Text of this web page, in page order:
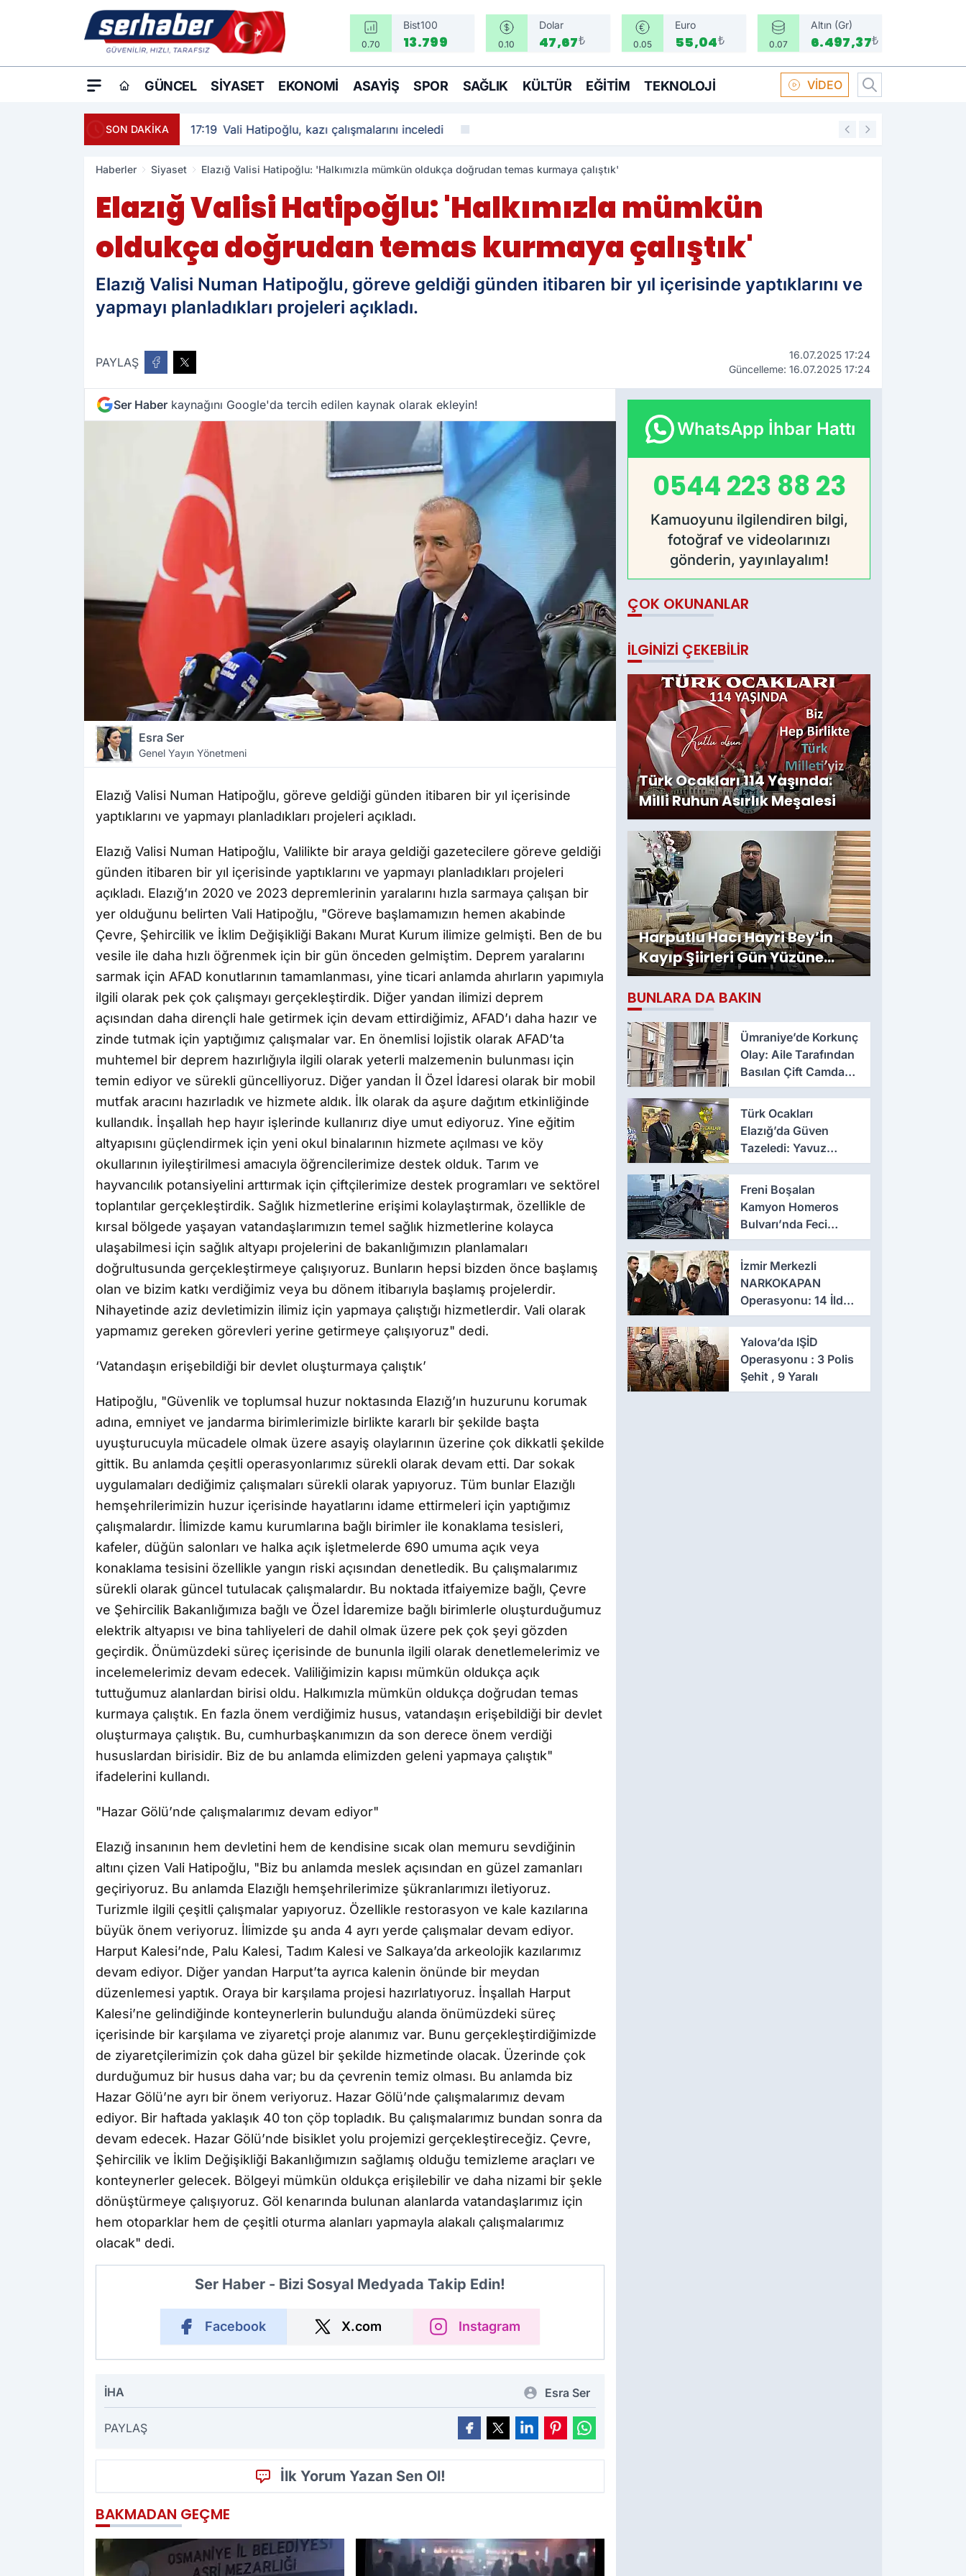
0.70
Bist100
13.799 0.10
Dolar
47,67₺ 0.05
Euro
55,04₺ 0.07
Altın (Gr)
6.497,37₺
GÜNCEL SIYASET EKONOMI ASAYIŞ SPOR SAĞLIK KÜLTÜR EĞITIM TEKNOLOJI VİDEO
SON DAKİKA 17:19 Vali Hatipoğlu, kazı çalışmalarını inceledi 16:58
Haberler Siyaset Elazığ Valisi Hatipoğlu: 'Halkımızla mümkün oldukça doğrudan temas kurmaya çalıştık'
Elazığ Valisi Hatipoğlu: 'Halkımızla mümkün
oldukça doğrudan temas kurmaya çalıştık'
Elazığ Valisi Numan Hatipoğlu, göreve geldiği günden itibaren bir yıl içerisinde yaptıklarını ve
yapmayı planladıkları projeleri açıkladı.
PAYLAŞ
16.07.2025 17:24
Güncelleme: 16.07.2025 17:24
Ser Haber kaynağını Google'da tercih edilen kaynak olarak ekleyin!
Esra Ser
Genel Yayın Yönetmeni
Elazığ Valisi Numan Hatipoğlu, göreve geldiği günden itibaren bir yıl içerisinde
yaptıklarını ve yapmayı planladıkları projeleri açıkladı.
Elazığ Valisi Numan Hatipoğlu, Valilikte bir araya geldiği gazetecilere göreve geldiği
günden itibaren bir yıl içerisinde yaptıklarını ve yapmayı planladıkları projeleri
açıkladı. Elazığ’ın 2020 ve 2023 depremlerinin yaralarını hızla sarmaya çalışan bir
yer olduğunu belirten Vali Hatipoğlu, "Göreve başlamamızın hemen akabinde
Çevre, Şehircilik ve İklim Değişikliği Bakanı Murat Kurum ilimize gelmişti. Ben de bu
vesile ile daha hızlı öğrenmek için bir gün önceden gelmiştim. Deprem yaralarını
sarmak için AFAD konutlarının tamamlanması, yine ticari anlamda ahırların yapımıyla
ilgili olarak pek çok çalışmayı gerçekleştirdik. Diğer yandan ilimizi deprem
açısından daha dirençli hale getirmek için devam ettirdiğimiz, AFAD’ı daha hazır ve
zinde tutmak için yaptığımız çalışmalar var. En önemlisi lojistik olarak AFAD’ta
muhtemel bir deprem hazırlığıyla ilgili olarak yeterli malzemenin bulunması için
temin ediyor ve sürekli güncelliyoruz. Diğer yandan İl Özel İdaresi olarak bir mobil
mutfak aracını hazırladık ve hizmete aldık. İlk olarak da aşure dağıtım etkinliğinde
kullandık. İnşallah hep hayır işlerinde kullanırız diye umut ediyoruz. Yine eğitim
altyapısını güçlendirmek için yeni okul binalarının hizmete açılması ve köy
okullarının iyileştirilmesi amacıyla öğrencilerimize destek olduk. Tarım ve
hayvancılık potansiyelini arttırmak için çiftçilerimize destek programları ve sektörel
toplantılar gerçekleştirdik. Sağlık hizmetlerine erişimi kolaylaştırmak, özellikle de
kırsal bölgede yaşayan vatandaşlarımızın temel sağlık hizmetlerine kolayca
ulaşabilmesi için sağlık altyapı projelerini de bakanlığımızın planlamaları
doğrultusunda gerçekleştirmeye çalışıyoruz. Bunların hepsi bizden önce başlamış
olan ve bizim katkı verdiğimiz veya bu dönem itibarıyla başlamış projelerdir.
Nihayetinde aziz devletimizin ilimiz için yapmaya çalıştığı hizmetlerdir. Vali olarak
yapmamız gereken görevleri yerine getirmeye çalışıyoruz" dedi.
‘Vatandaşın erişebildiği bir devlet oluşturmaya çalıştık’
Hatipoğlu, "Güvenlik ve toplumsal huzur noktasında Elazığ’ın huzurunu korumak
adına, emniyet ve jandarma birimlerimizle birlikte kararlı bir şekilde başta
uyuşturucuyla mücadele olmak üzere asayiş olaylarının üzerine çok dikkatli şekilde
gittik. Bu anlamda çeşitli operasyonlarımız sürekli olarak devam etti. Dar sokak
uygulamaları dediğimiz çalışmaları sürekli olarak yapıyoruz. Tüm bunlar Elazığlı
hemşehrilerimizin huzur içerisinde hayatlarını idame ettirmeleri için yaptığımız
çalışmalardır. İlimizde kamu kurumlarına bağlı birimler ile konaklama tesisleri,
kafeler, düğün salonları ve halka açık işletmelerde 690 umuma açık veya
konaklama tesisini özellikle yangın riski açısından denetledik. Bu çalışmalarımız
sürekli olarak güncel tutulacak çalışmalardır. Bu noktada itfaiyemize bağlı, Çevre
ve Şehircilik Bakanlığımıza bağlı ve Özel İdaremize bağlı birimlerle oluşturduğumuz
elektrik altyapısı ve bina tahliyeleri de dahil olmak üzere pek çok şeyi gözden
geçirdik. Önümüzdeki süreç içerisinde de bununla ilgili olarak denetlemelerimiz ve
incelemelerimiz devam edecek. Valiliğimizin kapısı mümkün oldukça açık
tuttuğumuz alanlardan birisi oldu. Halkımızla mümkün oldukça doğrudan temas
kurmaya çalıştık. En fazla önem verdiğimiz husus, vatandaşın erişebildiği bir devlet
oluşturmaya çalıştık. Bu, cumhurbaşkanımızın da son derece önem verdiği
hususlardan birisidir. Biz de bu anlamda elimizden geleni yapmaya çalıştık"
ifadelerini kullandı.
"Hazar Gölü’nde çalışmalarımız devam ediyor"
Elazığ insanının hem devletini hem de kendisine sıcak olan memuru sevdiğinin
altını çizen Vali Hatipoğlu, "Biz bu anlamda meslek açısından en güzel zamanları
geçiriyoruz. Bu anlamda Elazığlı hemşehrilerimize şükranlarımızı iletiyoruz.
Turizmle ilgili çeşitli çalışmalar yapıyoruz. Özellikle restorasyon ve kale kazılarına
büyük önem veriyoruz. İlimizde şu anda 4 ayrı yerde çalışmalar devam ediyor.
Harput Kalesi’nde, Palu Kalesi, Tadım Kalesi ve Salkaya’da arkeolojik kazılarımız
devam ediyor. Diğer yandan Harput’ta ayrıca kalenin önünde bir meydan
düzenlemesi yaptık. Oraya bir karşılama projesi hazırlatıyoruz. İnşallah Harput
Kalesi’ne gelindiğinde konteynerlerin bulunduğu alanda önümüzdeki süreç
içerisinde bir karşılama ve ziyaretçi proje alanımız var. Bunu gerçekleştirdiğimizde
de ziyaretçilerimizin çok daha güzel bir şekilde hizmetinde olacak. Üzerinde çok
durduğumuz bir husus daha var; bu da çevrenin temiz olması. Bu anlamda biz
Hazar Gölü’ne ayrı bir önem veriyoruz. Hazar Gölü’nde çalışmalarımız devam
ediyor. Bir haftada yaklaşık 40 ton çöp topladık. Bu çalışmalarımız bundan sonra da
devam edecek. Hazar Gölü’nde bisiklet yolu projemizi gerçekleştireceğiz. Çevre,
Şehircilik ve İklim Değişikliği Bakanlığımızın sağlamış olduğu temizleme araçları ve
konteynerler gelecek. Bölgeyi mümkün oldukça erişilebilir ve daha nizami bir şekle
dönüştürmeye çalışıyoruz. Göl kenarında bulunan alanlarda vatandaşlarımız için
hem otoparklar hem de çeşitli oturma alanları yapmayla alakalı çalışmalarımız
olacak" dedi.
Ser Haber - Bizi Sosyal Medyada Takip Edin!
Facebook X.com Instagram
İHA Esra Ser
PAYLAŞ
İlk Yorum Yazan Sen Ol!
BAKMADAN GEÇME
WhatsApp İhbar Hattı
0544 223 88 23
Kamuoyunu ilgilendiren bilgi,
fotoğraf ve videolarınızı
gönderin, yayınlayalım!
ÇOK OKUNANLAR
İLGINIZI ÇEKEBILIR
Türk Ocakları 114 Yaşında:
Milli Ruhun Asırlık Meşalesi
Harputlu Hacı Hayri Bey’in
Kayıp Şiirleri Gün Yüzüne
Çıktı
BUNLARA DA BAKIN
Ümraniye’de Korkunç
Olay: Aile Tarafından
Basılan Çift Camdan
Atladı
Türk Ocakları
Elazığ’da Güven
Tazeledi: Yavuz
Haykır Yeniden
Başkan
Freni Boşalan
Kamyon Homeros
Bulvarı’nda Feci
Kazaya Neden Oldu
İzmir Merkezli
NARKOKAPAN
Operasyonu: 14 İlde
Eş Zamanlı Baskın,
641 Gözaltı
Yalova’da IŞİD
Operasyonu : 3 Polis
Şehit , 9 Yaralı